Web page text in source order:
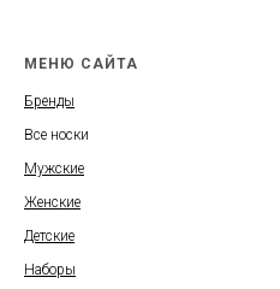
МЕНЮ САЙТА
Бренды
Все носки
Мужские
Женские
Детские
Наборы